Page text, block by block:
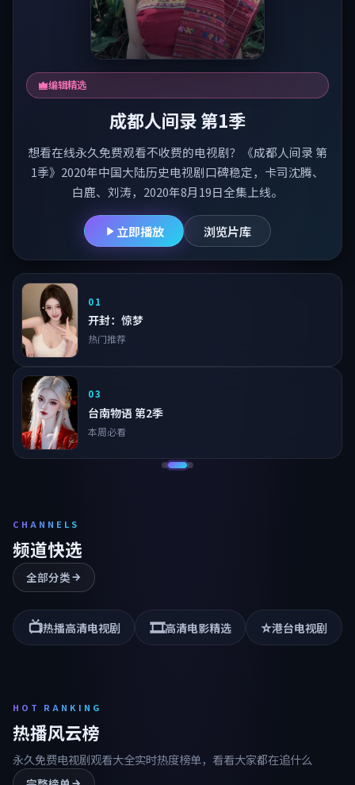
编辑精选
成都人间录 第1季
想看在线永久免费观看不收费的电视剧？《成都人间录 第
1季》2020年中国大陆历史电视剧口碑稳定，卡司沈腾、
白鹿、刘涛，2020年8月19日全集上线。
立即播放 浏览片库
01
开封：惊梦
热门推荐
03
台南物语 第2季
本周必看
CHANNELS
频道快选
全部分类
📺热播高清电视剧 🎞️高清电影精选 ⭐港台电视剧
HOT RANKING
热播风云榜
永久免费电视剧观看大全实时热度榜单，看看大家都在追什么